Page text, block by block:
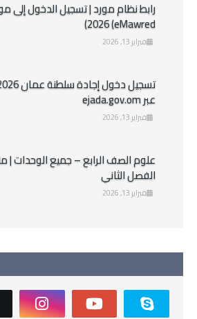
2026 (eMawred)
فبراير 13, 2026
عبر ejada.gov.om
فبراير 13, 2026
علوم الصف الرابع – جميع الوحدات
الفصل الثاني
فبراير 13, 2026